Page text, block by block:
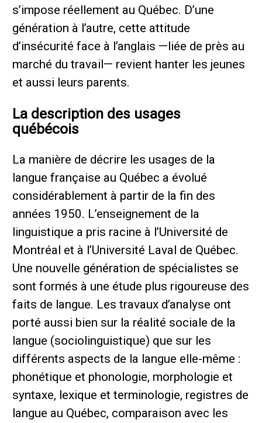
s’impose réellement au Québec. D’une
génération à l’autre, cette attitude
d’insécurité face à l’anglais —liée de près au
marché du travail— revient hanter les jeunes
et aussi leurs parents.
La description des usages
québécois
La manière de décrire les usages de la
langue française au Québec a évolué
considérablement à partir de la fin des
années 1950. L’enseignement de la
linguistique a pris racine à l’Université de
Montréal et à l’Université Laval de Québec.
Une nouvelle génération de spécialistes se
sont formés à une étude plus rigoureuse des
faits de langue. Les travaux d’analyse ont
porté aussi bien sur la réalité sociale de la
langue (sociolinguistique) que sur les
différents aspects de la langue elle-même :
phonétique et phonologie, morphologie et
syntaxe, lexique et terminologie, registres de
langue au Québec, comparaison avec les